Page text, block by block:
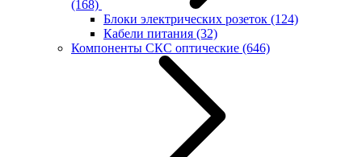
(168)
Блоки электрических розеток (124)
Кабели питания (32)
Компоненты СКС оптические (646)